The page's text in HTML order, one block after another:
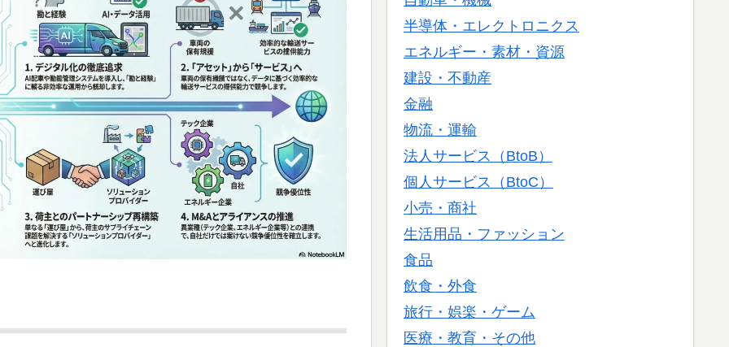
半導体・エレクトロニクス
エネルギー・素材・資源
建設・不動産
金融
物流・運輸
法人サービス（BtoB）
個人サービス（BtoC）
小売・商社
生活用品・ファッション
食品
飲食・外食
旅行・娯楽・ゲーム
医療・教育・その他